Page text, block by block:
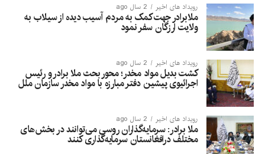
رویداد های اخیر 2 سال ago
ملابرادر جهت کمک به مردم آسیب دیده از سیلاب به
ولایت ارزگان سفر نمود
رویداد های اخیر 2 سال ago
کشت بدیل مواد مخدر؛ محور بحث ملا برادر و رئیس
اجرائیوی پیشین دفتر مبارزه با مواد مخدر سازمان ملل
رویداد های اخیر 2 سال ago
ملا برادر: سرمایه‌گذاران روسی می‌توانند در بخش‌های
مختلف درافغانستان سرمایه‌گذاری کنند